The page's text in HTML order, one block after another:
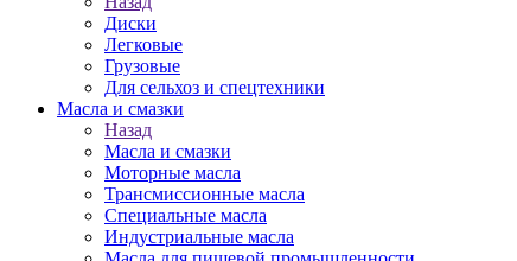
Диски
Легковые
Грузовые
Для сельхоз и спецтехники
Масла и смазки
Назад
Масла и смазки
Моторные масла
Трансмиссионные масла
Специальные масла
Индустриальные масла